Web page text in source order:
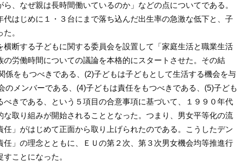
、なぜ親は長時間働いているのか」などの点についてである。
はじめに１・３台にまで落ち込んだ出生率の急激な低下と、子
。
断する子どもに関する委員会を設置して「家庭生活と職業生活
労働時間についての議論を本格的にスタートさせた。その結
係をもつべきである、(2)子どもは子どもとして生活する機会を与
のメンバーである、(4)子どもは責任をもつべきである、(5)子ども
きである、という５項目の合意事項に基づいて、１９９０年代
取り組みが開始されることとなった。つまり、男女平等化の流
」がはじめて正面から取り上げられたのである。こうしたデン
」の理念とともに、ＥＵの第２次、第３次男女機会均等推進行
ことになった。